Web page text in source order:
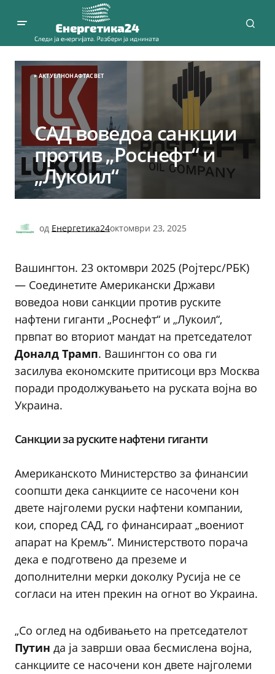
АКТУЕЛНОНАФТАСВЕТ
САД воведоа санкции
против „Роснефт“ и
„Лукоил“
од Енергетика24октомври 23, 2025
Вашингтон. 23 октомври 2025 (Ројтерс/РБК)
— Соединетите Американски Држави
воведоа нови санкции против руските
нафтени гиганти „Роснефт“ и „Лукоил“,
првпат во вториот мандат на претседателот
Доналд Трамп. Вашингтон со ова ги
засилува економските притисоци врз Москва
поради продолжувањето на руската војна во
Украина.
Санкции за руските нафтени гиганти
Американското Министерство за финансии
соопшти дека санкциите се насочени кон
двете најголеми руски нафтени компании,
кои, според САД, го финансираат „воениот
апарат на Кремљ“. Министерството порача
дека е подготвено да преземе и
дополнителни мерки доколку Русија не се
согласи на итен прекин на огнот во Украина.
„Со оглед на одбивањето на претседателот
Путин да ја заврши оваа бесмислена војна,
санкциите се насочени кон двете најголеми